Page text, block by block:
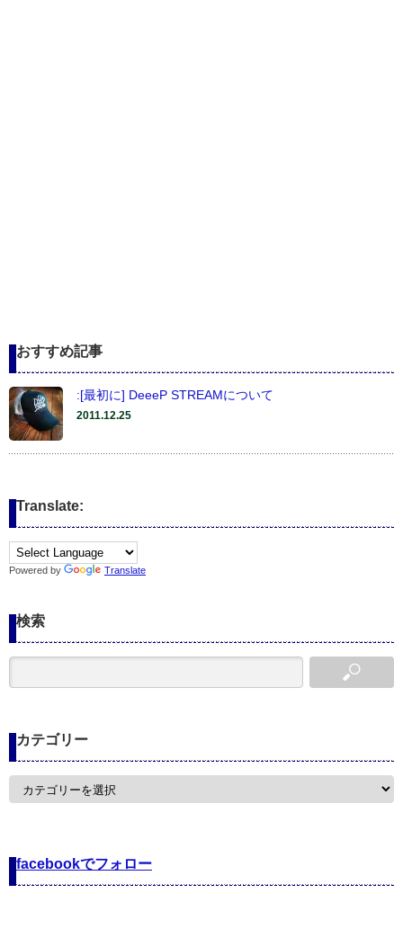
おすすめ記事
:[最初に] DeeeP STREAMについて
2011.12.25
Translate:
Powered by Translate
検索
カテゴリー
カ
facebookでフォロー